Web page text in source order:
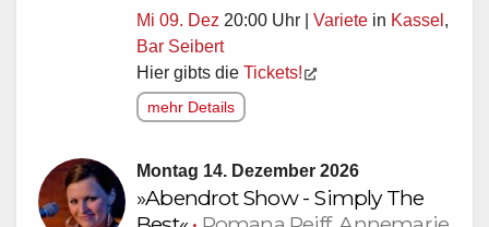
Mi 09. Dez 20:00 Uhr | Variete in Kassel ,
Bar Seibert
Hier gibts die Tickets!
mehr Details
Montag 14. Dezember 2026
»Abendrot Show - Simply The